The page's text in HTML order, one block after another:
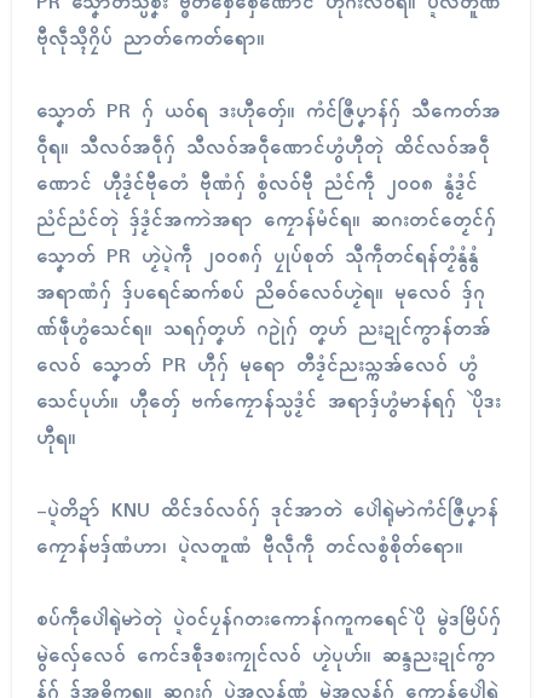
ဗီုလဵုသ္ၚဳဂၠိပ် ညာတ်ကေတ်ရော။
သၞောတ် PR ဂှ် ယဝ်ရ ဒးဟီုတှ်ေ။ ကံၚ်ဇြဳပၞာန်ဂှ် သီကေတ်အ
ဝဵုရ။ သီလဝ်အဝဵုဂှ် သီလဝ်အဝဵုဏောၚ်ဟွံဟီုတုဲ ထိၚ်လဝ်အဝဵု
ဏောၚ် ဟီုဒၟံၚ်ဗီုတေံ ဗီုဏံဂှ် စွံလဝ်ဗီု ညံၚ်ကဵု ၂၀၀၈ နွံဒၟံၚ်
ညံၚ်ညံၚ်တုဲ ဒှ်ဒၟံၚ်အကာဲအရာ ကၠောန်မံၚ်ရ။ ဆဂးတၚ်တၟေၚ်ဂှ်
သၞောတ် PR ဟၟဲပ္ဍဲကဵု ၂၀၀၈ဂှ် ပၠုပ်စုတ် သီုကဵုတၚ်ရန်တၟံနွံနွံ
အရာဏံဂှ် ဒှ်ပရေၚ်ဆက်စပ် ညိဓဝ်လေဝ်ဟၟဲရ။ မုလေဝ် ဒှ်ဂု
ဏ်ဖဵုဟွံသေၚ်ရ။ သရဂှ်တၞဟ် ဂဥုဲဂှ် တၞဟ် ညးဍုၚ်ကွာန်တအ်
လေဝ် သၞောတ် PR ဟီုဂှ် မုရော တီဒၟံၚ်ညးသ္ကအ်လေဝ် ဟွံ
သေၚ်ပုဟ်။ ဟီုတှ်ေ ဗက်ကၠောန်သ္ပဒၟံၚ် အရာဒှ်ဟွံမာန်ရဂှ် ပိုဲဒး
ဟီုရ။
-ပ္ဍဲတိဍာ် KNU ထိၚ်ဒဝ်လဝ်ဂှ် ဒုၚ်အာတဲ ပေါဲရုဲမာဲကံၚ်ဇြဳပၞာန်
ကၠောန်ဗဒှ်ဏံဟာ၊ ပ္ဍဲလတူဏံ ဗီုလဵုကဵု တၚ်လစွံစိုတ်ရော။
စပ်ကဵုပေါဲရုဲမာဲတုဲ ပ္ဍဲဝၚ်ပၠန်ဂတးကောန်ဂကူကရေၚ်ပိုဲ မွဲဒမြိပ်ဂှ်
မွဲလှ်ေလေဝ် ကေၚ်ဒစဵုဒစးကၠုၚ်လဝ် ဟၟဲပုဟ်။ ဆန္ဒညးဍုၚ်ကွာ